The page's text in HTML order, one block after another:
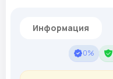
Информация
0%